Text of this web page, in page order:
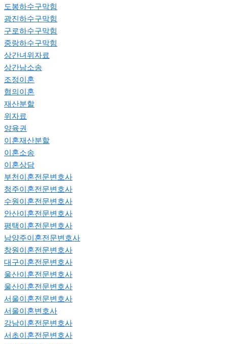
도봉하수구막힘
광진하수구막힘
구로하수구막힘
중랑하수구막힘
상간녀위자료
상간남소송
조정이혼
협의이혼
재산분할
위자료
양육권
이혼재산분할
이혼소송
이혼상담
부천이혼전문변호사
청주이혼전문변호사
수원이혼전문변호사
안산이혼전문변호사
평택이혼전문변호사
남양주이혼전문변호사
창원이혼전문변호사
대구이혼전문변호사
울산이혼전문변호사
울산이혼전문변호사
서울이혼전문변호사
서울이혼변호사
강남이혼전문변호사
서초이혼전문변호사